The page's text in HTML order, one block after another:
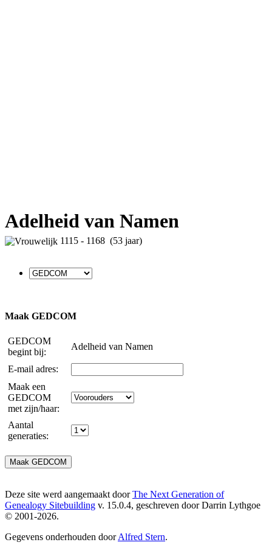
Adelheid van Namen
1115 - 1168 (53 jaar)
Maak GEDCOM
GEDCOM
begint bij:
Adelheid van Namen
E-mail adres:
Maak een
GEDCOM
met zijn/haar:
Aantal
generaties:
Deze site werd aangemaakt doorThe Next Generation of
Genealogy Sitebuilding v. 15.0.4, geschreven door Darrin Lythgoe
© 2001-2026.
Gegevens onderhouden doorAlfred Stern.